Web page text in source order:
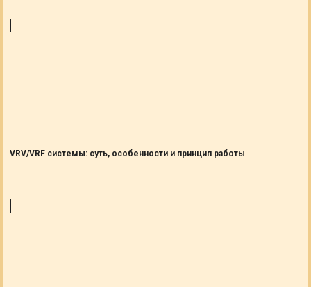
VRV/VRF системы: суть, особенности и принцип работы